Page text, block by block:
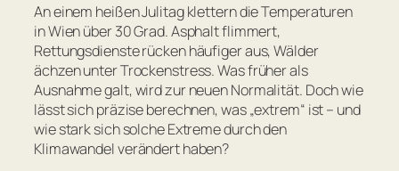
An einem heißen Julitag klettern die Temperaturen
in Wien über 30 Grad. Asphalt flimmert,
Rettungsdienste rücken häufiger aus, Wälder
ächzen unter Trockenstress. Was früher als
Ausnahme galt, wird zur neuen Normalität. Doch wie
lässt sich präzise berechnen, was „extrem“ ist – und
wie stark sich solche Extreme durch den
Klimawandel verändert haben?